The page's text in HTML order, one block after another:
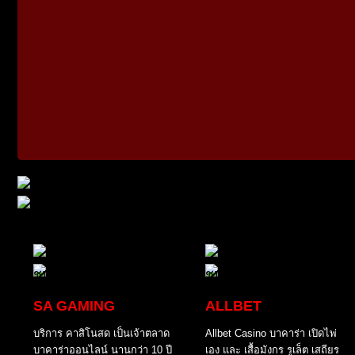
SA GAMING
บริการ คาสิโนสด เป็นเจ้าตลาด
บาคาร่าออนไลน์ นานกว่า 10 ปี
ALLBET
Allbet Casino บาคาร่า เปิดไพ่
เอง และ เสื้อมังกร รูเล็ต เสถียร